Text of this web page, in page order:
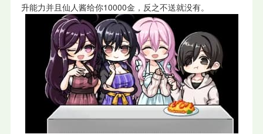
升能力并且仙人酱给你10000金，反之不送就没有。